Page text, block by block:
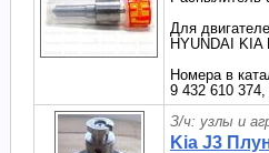
Для
HYUNDAI KIA
Номера в
9 432 610
З/ч: узлы и
Kia J3